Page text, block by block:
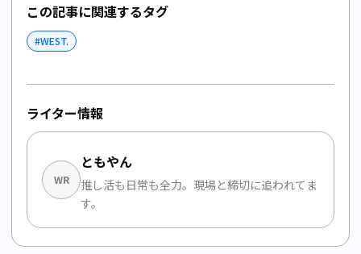
この記事に関連するタグ
#WEST.
ライター情報
WR
ともやん
推し活も日常も全力。現場と締切に追われてま
す。